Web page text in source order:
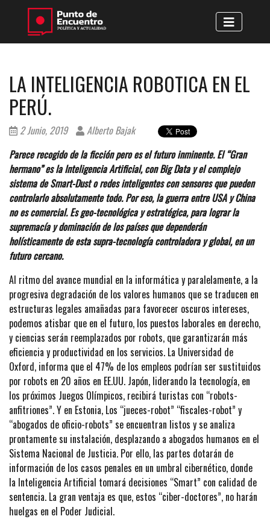
LA INTELIGENCIA ROBOTICA EN EL
PERÚ.
2 Junio, 2019
Alberto Bajak
Parece recogido de la ficción pero es el futuro inminente. El “Gran
hermano” es la Inteligencia Artificial, con Big Data y el complejo
sistema de Smart-Dust o redes inteligentes con sensores que pueden
controlarlo absolutamente todo. Por eso, la guerra entre USA y China
no es comercial. Es geo-tecnológica y estratégica, para lograr la
supremacía y dominación de los países que dependerán
holísticamente de esta supra-tecnología controladora y global, en un
futuro cercano.
Al ritmo del avance mundial en la informática y paralelamente, a la
progresiva degradación de los valores humanos que se traducen en
estructuras legales amañadas para favorecer oscuros intereses,
podemos atisbar que en el futuro, los puestos laborales en derecho,
y ciencias serán reemplazados por robots, que garantizarán más
eficiencia y productividad en los servicios. La Universidad de
Oxford, informa que el 47% de los empleos podrían ser sustituidos
por robots en 20 años en EE.UU. Japón, liderando la tecnología, en
los próximos Juegos Olímpicos, recibirá turistas con “robots-
anfitriones”. Y en Estonia, Los “jueces-robot” “fiscales-robot” y
“abogados de oficio-robots” se encuentran listos y se analiza
prontamente su instalación, desplazando a abogados humanos en el
Sistema Nacional de Justicia. Por ello, las partes dotarán de
información de los casos penales en un umbral cibernético, donde
la Inteligencia Artificial tomará decisiones “Smart” con calidad de
sentencia. La gran ventaja es que, estos “ciber-doctores”, no harán
huelgas en el Poder Judicial.